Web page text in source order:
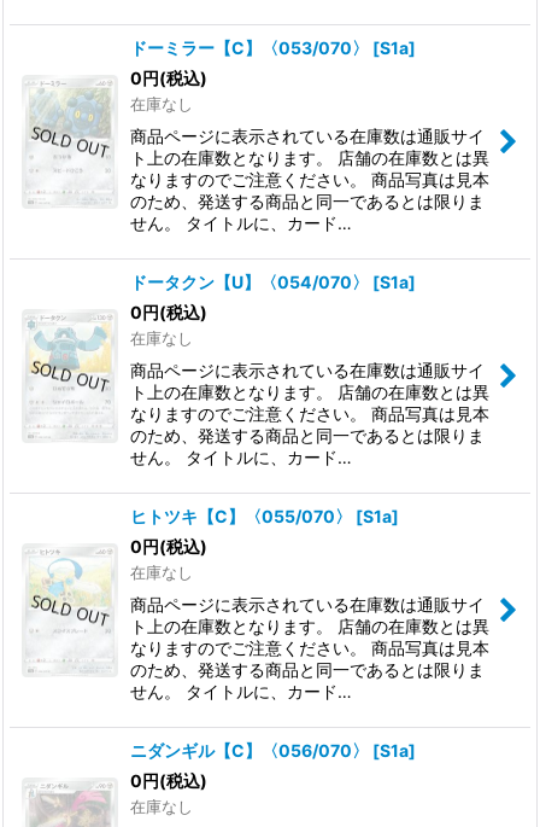
ドーミラー【C】〈053/070〉 [S1a]
0円(税込)
在庫なし
商品ページに表示されている在庫数は通販サイ
ト上の在庫数となります。 店舗の在庫数とは異
なりますのでご注意ください。 商品写真は見本
のため、発送する商品と同一であるとは限りま
せん。 タイトルに、カード…
ドータクン【U】〈054/070〉 [S1a]
0円(税込)
在庫なし
商品ページに表示されている在庫数は通販サイ
ト上の在庫数となります。 店舗の在庫数とは異
なりますのでご注意ください。 商品写真は見本
のため、発送する商品と同一であるとは限りま
せん。 タイトルに、カード…
ヒトツキ【C】〈055/070〉 [S1a]
0円(税込)
在庫なし
商品ページに表示されている在庫数は通販サイ
ト上の在庫数となります。 店舗の在庫数とは異
なりますのでご注意ください。 商品写真は見本
のため、発送する商品と同一であるとは限りま
せん。 タイトルに、カード…
ニダンギル【C】〈056/070〉 [S1a]
0円(税込)
在庫なし